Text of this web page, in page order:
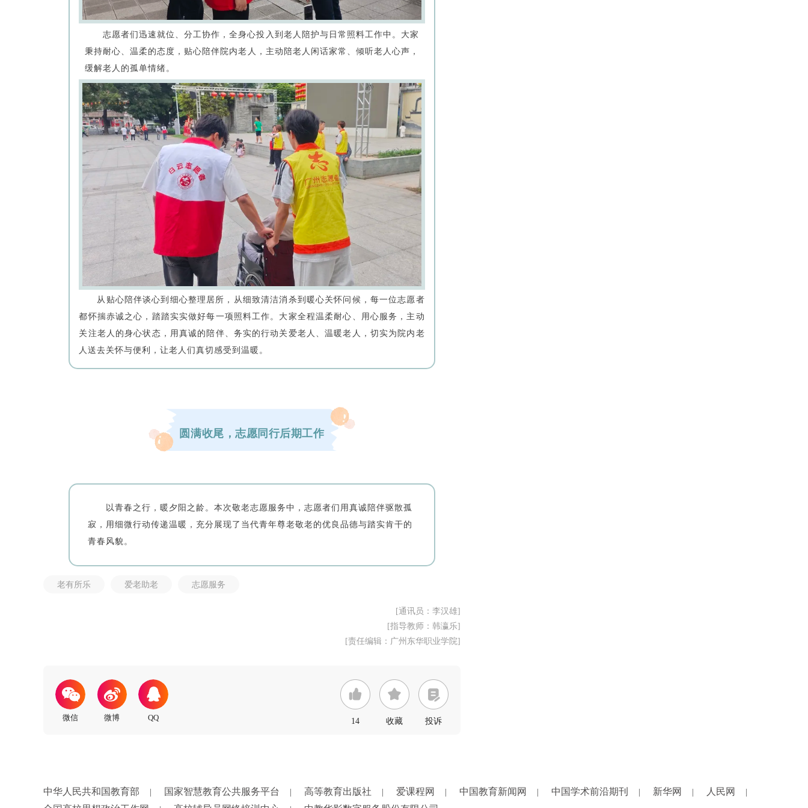
志愿者们迅速就位、分工协作，全身心投入到老人陪护与日常照料工作中。大家
秉持耐心、温柔的态度，贴心陪伴院内老人，主动陪老人闲话家常、倾听老人心声，
缓解老人的孤单情绪。
从贴心陪伴谈心到细心整理居所，从细致清洁消杀到暖心关怀问候，每一位志愿者
都怀揣赤诚之心，踏踏实实做好每一项照料工作。大家全程温柔耐心、用心服务，主动
关注老人的身心状态，用真诚的陪伴、务实的行动关爱老人、温暖老人，切实为院内老
人送去关怀与便利，让老人们真切感受到温暖。
圆满收尾，志愿同行后期工作
以青春之行，暖夕阳之龄。本次敬老志愿服务中，志愿者们用真诚陪伴驱散孤
寂，用细微行动传递温暖，充分展现了当代青年尊老敬老的优良品德与踏实肯干的
青春风貌。
老有所乐 爱老助老 志愿服务
[通讯员：李汉雄]
[指导教师：韩瀛乐]
[责任编辑：广州东华职业学院]
14 收藏 投诉
中华人民共和国教育部 国家智慧教育公共服务平台 高等教育出版社 爱课程网 中国教育新闻网 中国学术前沿期刊 新华网 人民网